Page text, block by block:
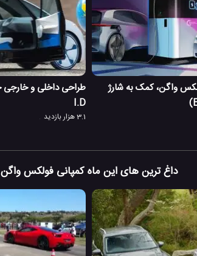
واگن، کمک به شارژ
I.D
3.1 هزار بازدید
داغ ترین های این ماه کمپانی فولکس واگن